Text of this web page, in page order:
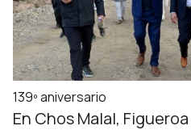
139º aniversario
En Chos Malal,